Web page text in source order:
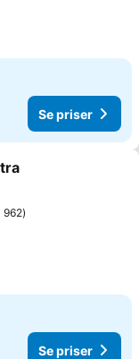
Se priser
962
Se priser